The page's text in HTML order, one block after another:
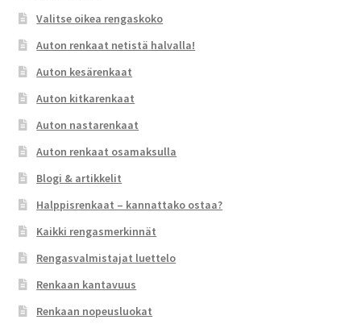
Valitse oikea rengaskoko
Auton renkaat netistä halvalla!
Auton kesärenkaat
Auton kitkarenkaat
Auton nastarenkaat
Auton renkaat osamaksulla
Blogi & artikkelit
Halppisrenkaat – kannattako ostaa?
Kaikki rengasmerkinnät
Rengasvalmistajat luettelo
Renkaan kantavuus
Renkaan nopeusluokat